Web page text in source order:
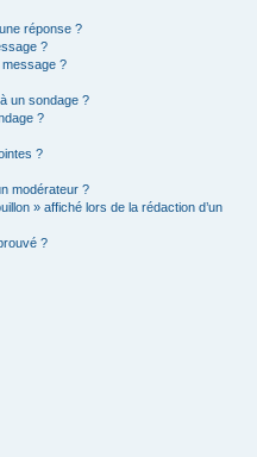
réponse ?
?
?
un sondage ?
?
?
modérateur ?
» affiché lors de la rédaction d’un
?